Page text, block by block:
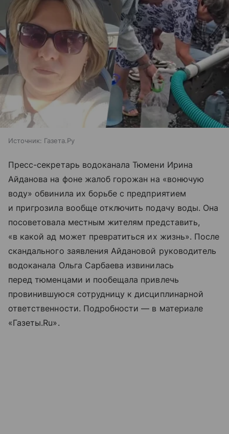
Источник: Газета.Ру
Пресс-секретарь водоканала Тюмени Ирина
Айданова на фоне жалоб горожан на «вонючую
воду» обвинила их борьбе с предприятием
и пригрозила вообще отключить подачу воды. Она
посоветовала местным жителям представить,
«в какой ад может превратиться их жизнь». После
скандального заявления Айдановой руководитель
водоканала Ольга Сарбаева извинилась
перед тюменцами и пообещала привлечь
провинившуюся сотрудницу к дисциплинарной
ответственности. Подробности — в материале
«Газеты.Ru».